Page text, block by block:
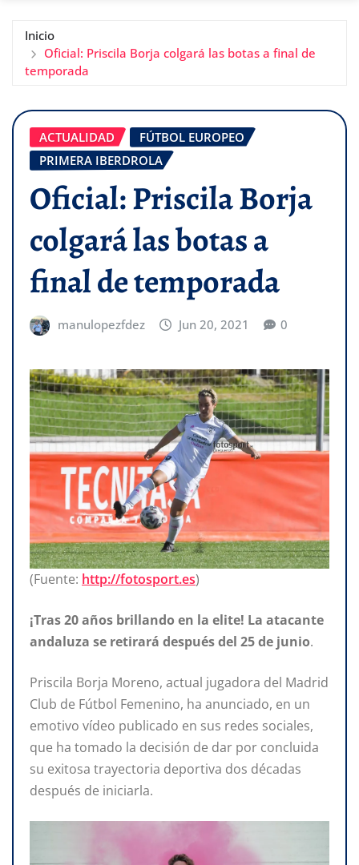
Inicio
Oficial: Priscila Borja colgará las botas a final de
temporada
ACTUALIDAD
FÚTBOL EUROPEO
PRIMERA IBERDROLA
Oficial: Priscila Borja
colgará las botas a
final de temporada
manulopezfdez Jun 20, 2021 0
(Fuente: http://fotosport.es)
¡Tras 20 años brillando en la elite! La atacante
andaluza se retirará después del 25 de junio.
Priscila Borja Moreno, actual jugadora del Madrid
Club de Fútbol Femenino, ha anunciado, en un
emotivo vídeo publicado en sus redes sociales,
que ha tomado la decisión de dar por concluida
su exitosa trayectoria deportiva dos décadas
después de iniciarla.